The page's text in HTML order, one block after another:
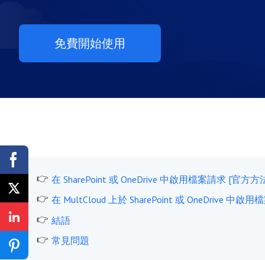
免費開始使用
在 SharePoint 或 OneDrive 中啟用檔案請求 [官方方
在 MultCloud 上於 SharePoint 或 OneDrive 中啟用
結語
常見問題